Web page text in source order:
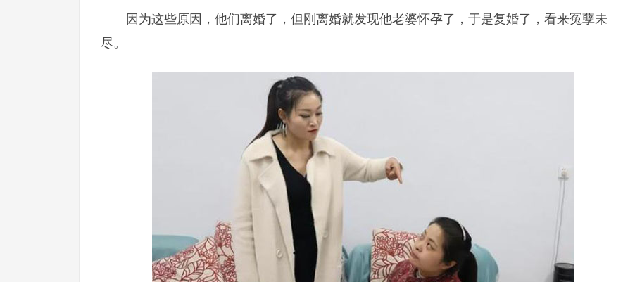
因为这些原因，他们离婚了，但刚离婚就发现他老婆怀孕了，于是复婚了，看来冤孽未
尽。